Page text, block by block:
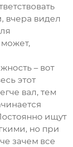
вчера видел
– вот
этот
вал, тем
ищут
но при
зачем все